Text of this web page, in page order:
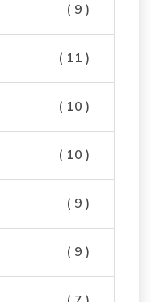
( 9 )
( 11 )
( 10 )
( 10 )
( 9 )
( 9 )